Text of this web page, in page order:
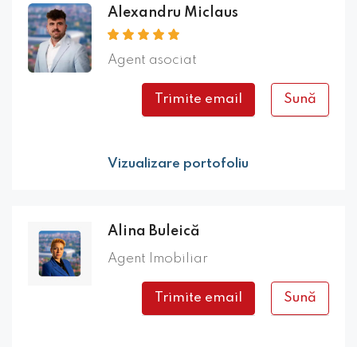
Alexandru Miclaus
Agent asociat
Trimite email Sună
Vizualizare portofoliu
Alina Buleică
Agent Imobiliar
Trimite email Sună